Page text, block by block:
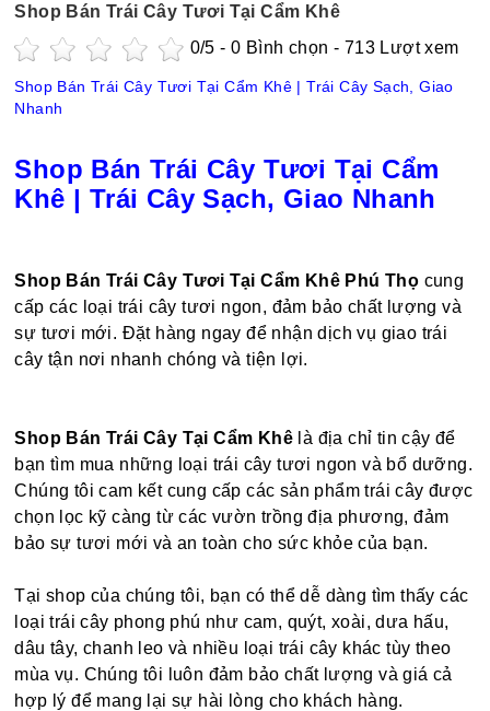
Shop Bán Trái Cây Tươi Tại Cẩm Khê
0/5 -0 Bình chọn - 713 Lượt xem
Shop Bán Trái Cây Tươi Tại Cẩm Khê | Trái Cây Sạch, Giao
Nhanh
Shop Bán Trái Cây Tươi Tại Cẩm
Khê | Trái Cây Sạch, Giao Nhanh
Shop Bán Trái Cây Tươi Tại Cẩm Khê Phú Thọ cung
cấp các loại trái cây tươi ngon, đảm bảo chất lượng và
sự tươi mới. Đặt hàng ngay để nhận dịch vụ giao trái
cây tận nơi nhanh chóng và tiện lợi.
Shop Bán Trái Cây Tại Cẩm Khê là địa chỉ tin cậy để
bạn tìm mua những loại trái cây tươi ngon và bổ dưỡng.
Chúng tôi cam kết cung cấp các sản phẩm trái cây được
chọn lọc kỹ càng từ các vườn trồng địa phương, đảm
bảo sự tươi mới và an toàn cho sức khỏe của bạn.
Tại shop của chúng tôi, bạn có thể dễ dàng tìm thấy các
loại trái cây phong phú như cam, quýt, xoài, dưa hấu,
dâu tây, chanh leo và nhiều loại trái cây khác tùy theo
mùa vụ. Chúng tôi luôn đảm bảo chất lượng và giá cả
hợp lý để mang lại sự hài lòng cho khách hàng.